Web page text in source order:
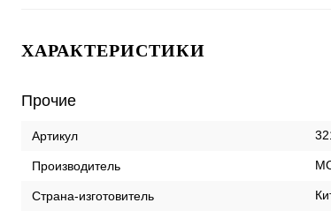
ХАРАКТЕРИСТИКИ
Прочие
Артикул
Производитель
Страна-изготовитель